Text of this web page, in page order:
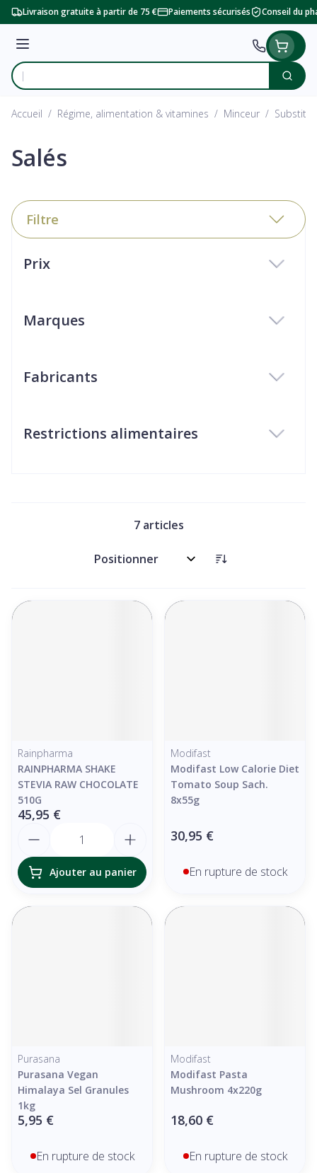
Aller au contenu
Livraison gratuite à partir de 75 € Paiements sécurisés Conseil du
Menu
Rechercher
Accueil / Régime, alimentation & vitamines / Minceur /
Salés
Filtre
Prix
Marques
Fabricants
Restrictions alimentaires
7articles
Trier par:
Rainpharma
RAINPHARMA SHAKE
STEVIA RAW CHOCOLATE
510G
45,95 €
Ajouter au panier
Modifast
Modifast Low Calorie Diet
Tomato Soup Sach.
8x55g
30,95 €
En rupture de stock
Purasana
Purasana Vegan
Himalaya Sel Granules
1kg
5,95 €
En rupture de stock
Modifast
Modifast Pasta
Mushroom 4x220g
18,60 €
En rupture de stock